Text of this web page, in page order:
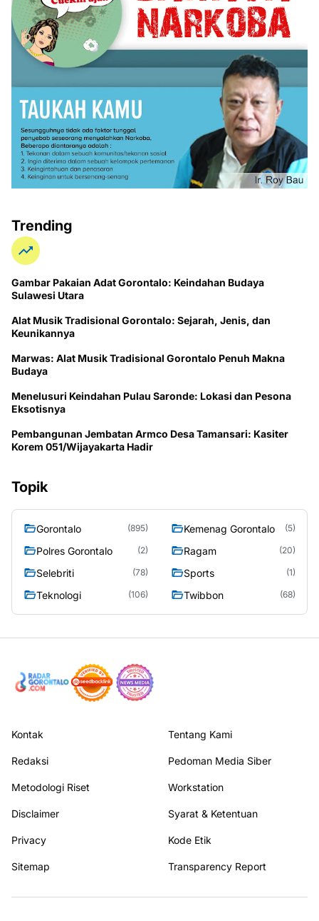
Trending
Gambar Pakaian Adat Gorontalo: Keindahan Budaya
Sulawesi Utara
Alat Musik Tradisional Gorontalo: Sejarah, Jenis, dan
Keunikannya
Marwas: Alat Musik Tradisional Gorontalo Penuh Makna
Budaya
Menelusuri Keindahan Pulau Saronde: Lokasi dan Pesona
Eksotisnya
Pembangunan Jembatan Armco Desa Tamansari: Kasiter
Korem 051/Wijayakarta Hadir
Topik
Gorontalo (895) Kemenag Gorontalo (5)
Polres Gorontalo (2) Ragam (20)
Selebriti (78) Sports (1)
Teknologi (106) Twibbon (68)
Kontak Tentang Kami
Redaksi Pedoman Media Siber
Metodologi Riset Workstation
Disclaimer Syarat & Ketentuan
Privacy Kode Etik
Sitemap Transparency Report